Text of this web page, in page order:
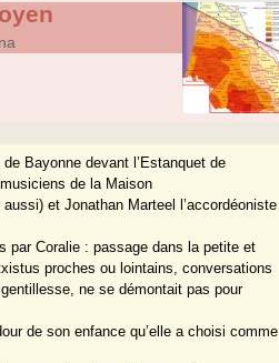
Bayonne devant l’Estanquet de
de la Maison
et Jonathan Marteel l’accordéoniste
par Coralie : passage dans la petite et
proches ou lointains, conversations
ne se démontait pas pour
de son enfance qu’elle a choisi comme